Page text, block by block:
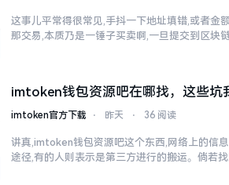
这事儿平常得很常见,手抖一下地址填错,或者
那交易,本质乃是一锤子买卖啊,一旦提交到区块
imtoken钱包资源吧在哪找，这些坑
imtoken官方下载 ⋅ 昨天 ⋅ 36 阅读
讲真,imtoken钱包资源吧这个东西,网络上的信
途径,有的人则表示是第三方进行的搬运。倘若